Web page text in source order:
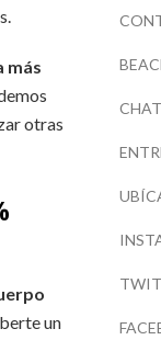
más
otras
un